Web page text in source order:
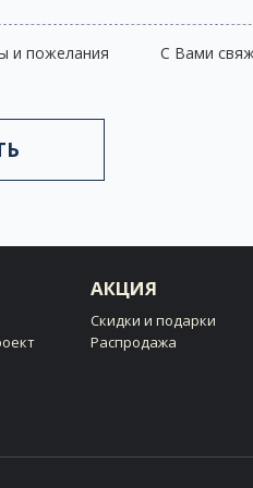
и пожелания
С Вами
АКЦИЯ
Скидки и подарки
Распродажа